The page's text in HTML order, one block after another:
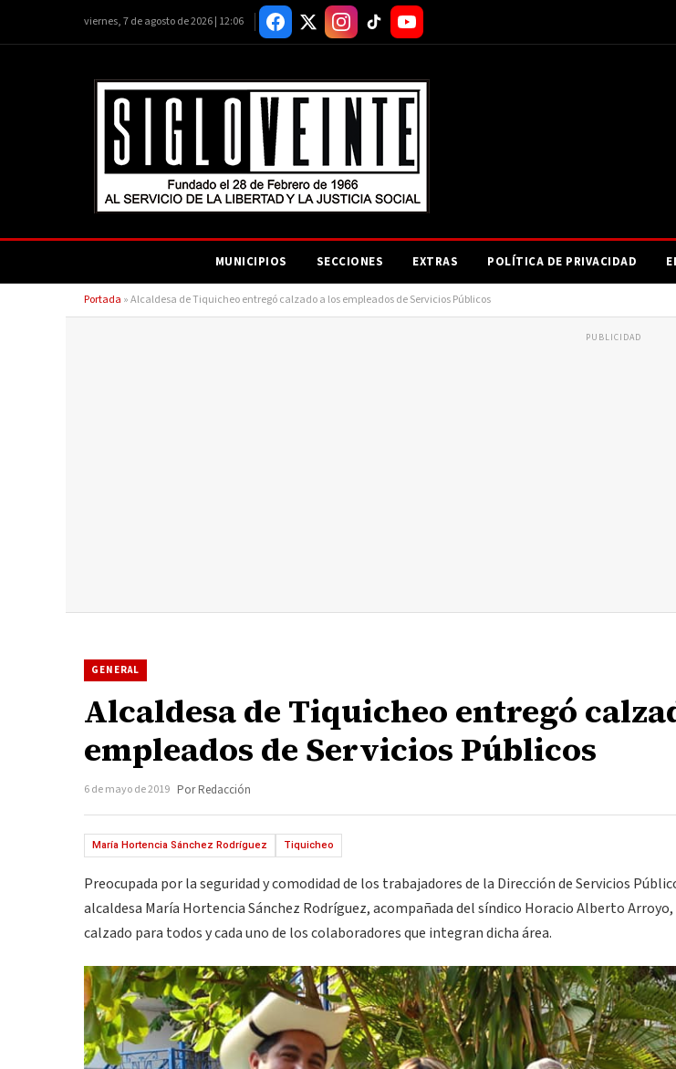
viernes, 7 de agosto de 2026 | 12:06
MUNICIPIOS SECCIONES EXTRAS POLÍTICA DE PRIVACIDAD
Portada »Alcaldesa de Tiquicheo entregó calzado a los empleados de Servicios Públicos
PUBLICIDAD
GENERAL
Alcaldesa de Tiquicheo entregó
empleados de Servicios Públicos
6 de mayo de 2019 Por Redacción
María Hortencia Sánchez Rodríguez Tiquicheo
Preocupada por la seguridad y comodidad de los trabajadores de la Dirección de Servicios
alcaldesa María Hortencia Sánchez Rodríguez, acompañada del síndico Horacio Alberto
calzado para todos y cada uno de los colaboradores que integran dicha área.